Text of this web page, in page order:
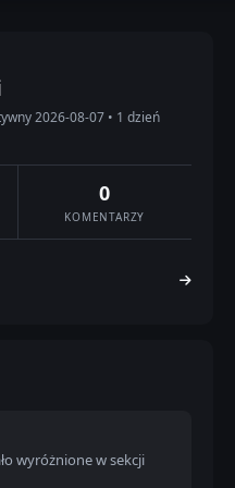
2026-08-07 • 1 dzień
0
KOMENTARZY
wyróżnione w sekcji